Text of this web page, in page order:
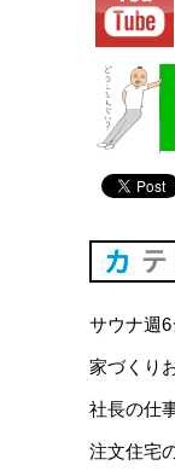
サウナ週
家づくり
社長の仕
注文住宅